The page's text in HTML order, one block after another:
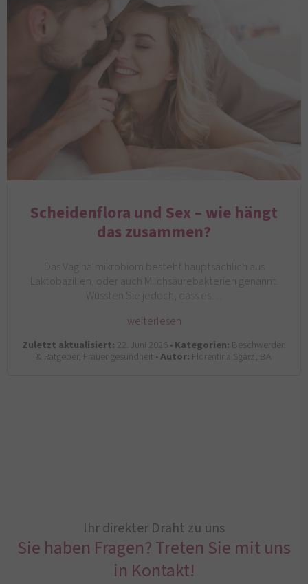
Scheidenflora und Sex – wie hängt
das zusammen?
Das Vaginalmikrobiom besteht hauptsächlich aus
Laktobazillen, oder auch Milchsäurebakterien genannt.
Wussten Sie jedoch, dass es…
weiterlesen
Zuletzt aktualisiert: 22. Juni 2026 •Kategorien: Beschwerden
& Ratgeber, Frauengesundheit •Autor: Florentina Sgarz, BA
Ihr direkter Draht zu uns
Sie haben Fragen? Treten Sie mit uns
in Kontakt!